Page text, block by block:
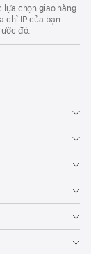
lựa chọn giao hàng
chỉ IP của bạn
đó.